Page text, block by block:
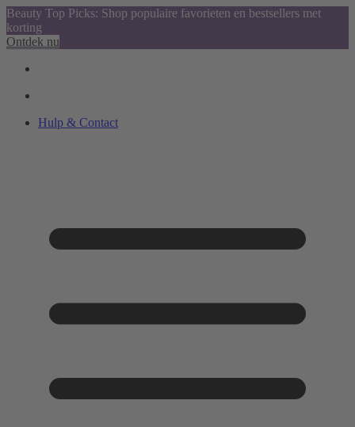
Beauty Top Picks: Shop populaire favorieten en bestsellers met
korting
Ontdek nu
Hulp & Contact